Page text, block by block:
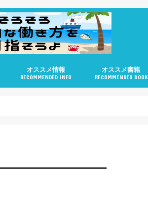
オススメ情報
RECOMMENDED INFO
オススメ書籍
RECOMMENDED BOOK